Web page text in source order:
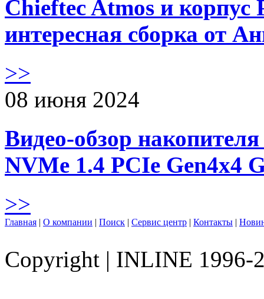
Chieftec Atmos и корпус
интересная сборка от
>>
08 июня 2024
Видео-обзор
NVMe 1.4 PCIe Gen4х4
>>
Главная | О компании | Поиск | Сервис центр | Контакты |
Copyright | INLINE 1996-